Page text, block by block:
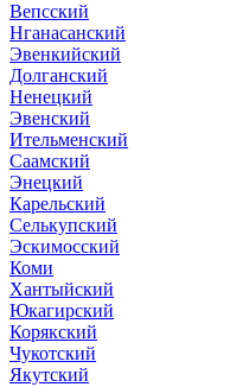
Вепсский
Нганасанский
Эвенкийский
Долганский
Ненецкий
Эвенский
Ительменский
Саамский
Энецкий
Карельский
Селькупский
Эскимосский
Коми
Хантыйский
Юкагирский
Корякский
Чукотский
Якутский